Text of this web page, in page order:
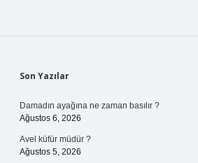
Sidebar
Son Yazılar
Damadın ayağına ne zaman basılır ?
Ağustos 6, 2026
Avel küfür müdür ?
Ağustos 5, 2026